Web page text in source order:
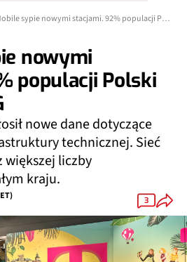
T-Mobile sypie nowymi stacjami. 92% populacji Polski w zasięgu 5G
nowymi
populacji Polski
nowe dane dotyczące
technicznej. Sieć
większej liczby
kraju.
3